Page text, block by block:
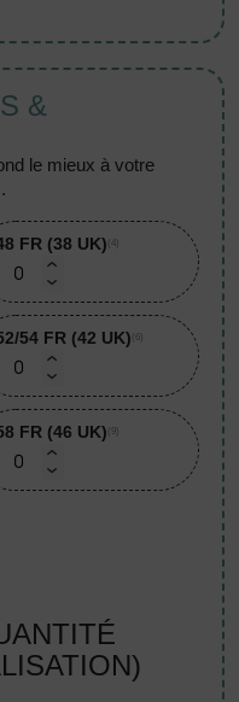
&
le mieux à votre
FR (38 UK) (4)
54 FR (42 UK) (6)
FR (46 UK) (9)